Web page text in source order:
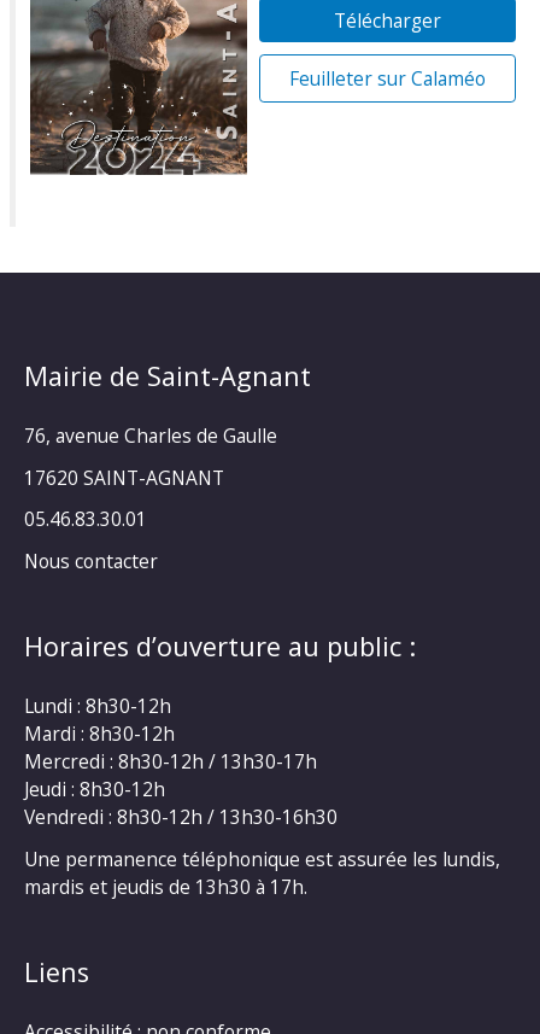
Télécharger
Feuilleter sur Calaméo
Mairie de Saint-Agnant
76, avenue Charles de Gaulle
17620 SAINT-AGNANT
05.46.83.30.01
Nous contacter
Horaires d’ouverture au public :
Lundi : 8h30-12h
Mardi : 8h30-12h
Mercredi : 8h30-12h / 13h30-17h
Jeudi : 8h30-12h
Vendredi : 8h30-12h / 13h30-16h30
Une permanence téléphonique est assurée les lundis,
mardis et jeudis de 13h30 à 17h.
Liens